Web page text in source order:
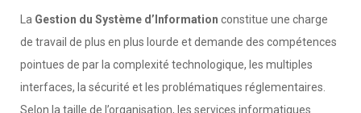
La Gestion du Système d’Information constitue une charge
de travail de plus en plus lourde et demande des compétences
pointues de par la complexité technologique, les multiples
interfaces, la sécurité et les problématiques réglementaires.
Selon la taille de l’organisation, les services informatiques